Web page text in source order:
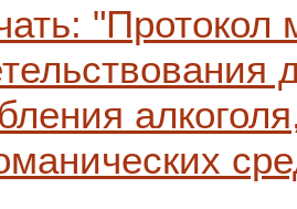
"Протокол